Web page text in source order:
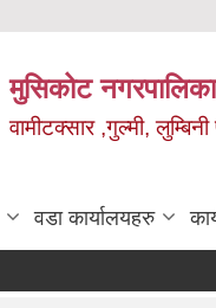
मुसिकोट
वामीटक्सार ,गुल्मी,
वडा कार्यालयहरु